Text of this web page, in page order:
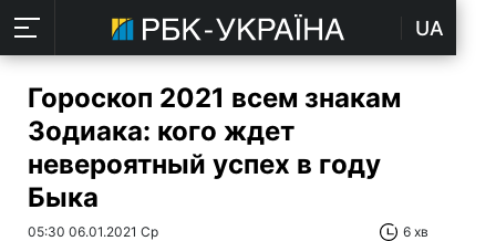
UA
Гороскоп 2021 всем знакам
Зодиака: кого ждет
невероятный успех в году
Быка
05:30 06.01.2021 Ср 6 хв